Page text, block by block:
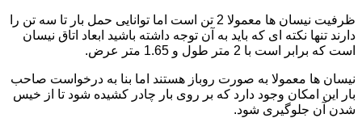
ظرفیت نیسان ها معمولا 2 تن است اما توانایی حمل بار تا سه تن را
دارند تنها نکته ای که باید به آن توجه داشته باشید ابعاد اتاق نیسان
است که برابر است با 2 متر طول و 1.65 متر عرض.
نیسان ها معمولا به صورت روباز هستند اما بنا به درخواست صاحب
بار این امکان وجود دارد که بر روی بار چادر کشیده شود تا از خیس
شدن آن جلوگیری شود.